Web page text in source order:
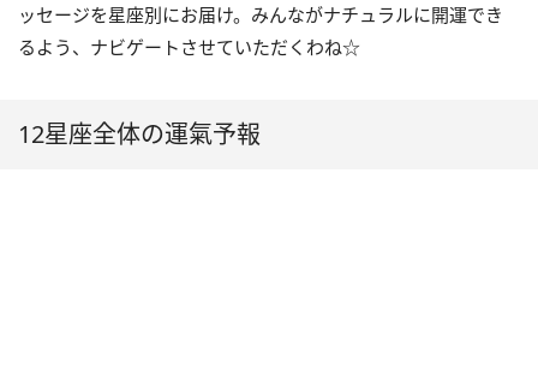
ッセージを星座別にお届け。みんながナチュラルに開運でき
るよう、ナビゲートさせていただくわね☆
12星座全体の運氣予報